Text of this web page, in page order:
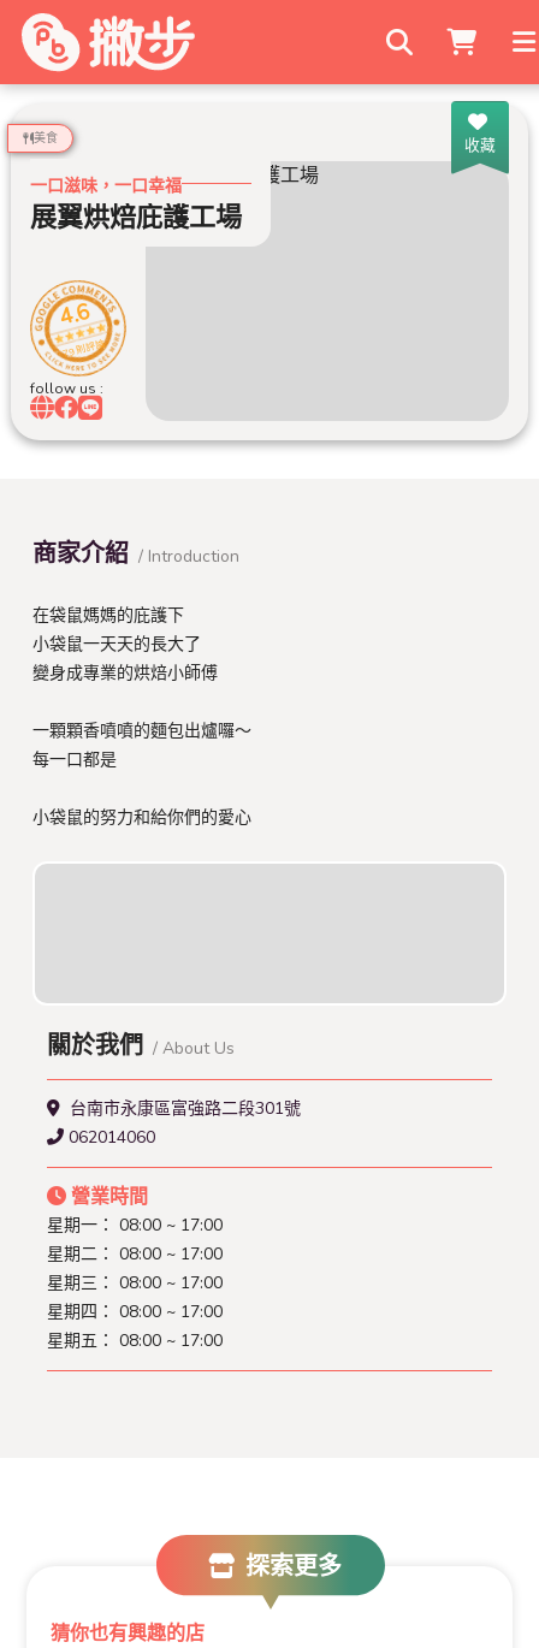
搜尋商家
收藏
美食
一口滋味，一口幸福
展翼烘焙庇護工場
4.6
79 則評論
follow us :
商家介紹 / Introduction
在袋鼠媽媽的庇護下
小袋鼠一天天的長大了
變身成專業的烘焙小師傅
一顆顆香噴噴的麵包出爐囉～
每一口都是
小袋鼠的努力和給你們的愛心
關於我們 / About Us
台南市永康區富強路二段301號
062014060
營業時間
星期一： 08:00 ~ 17:00
星期二： 08:00 ~ 17:00
星期三： 08:00 ~ 17:00
星期四： 08:00 ~ 17:00
星期五： 08:00 ~ 17:00
探索更多
猜你也有興趣的店